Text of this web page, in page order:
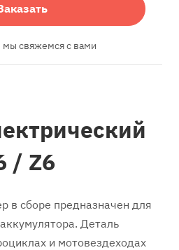
мы свяжемся с вами
/ Z6
в сборе предназначен для
Деталь
и мотовездеходах